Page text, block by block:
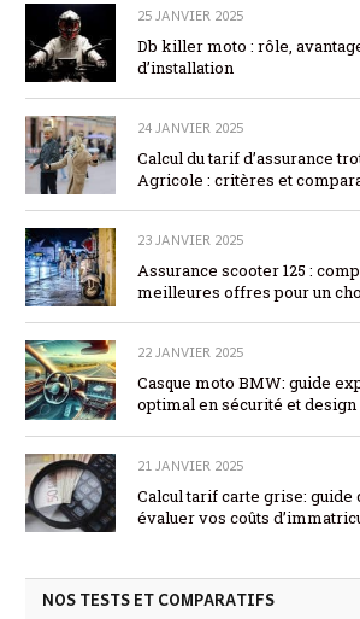
25 JANVIER 2025
Db killer moto : rôle,
d’installation
24 JANVIER 2025
Calcul du tarif d’assurance
Agricole : critères et
23 JANVIER 2025
Assurance scooter 125 :
meilleures offres pour un
22 JANVIER 2025
Casque moto BMW: guide
optimal en sécurité et design
21 JANVIER 2025
Calcul tarif carte grise: guide
évaluer vos coûts
NOS TESTS ET COMPARATIFS